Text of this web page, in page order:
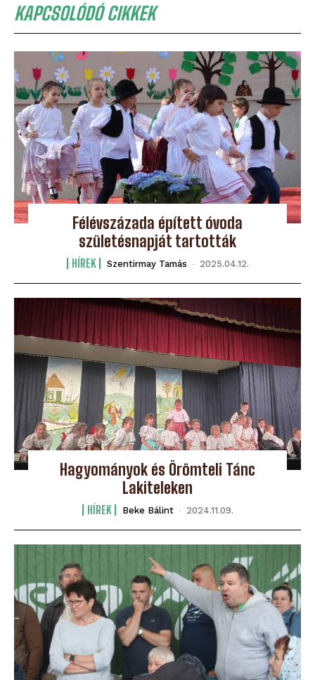
KAPCSOLÓDÓ CIKKEK
Félévszázada épített óvoda
születésnapját tartották
HÍREK Szentirmay Tamás - 2025.04.12.
Hagyományok és Örömteli Tánc
Lakiteleken
HÍREK Beke Bálint - 2024.11.09.